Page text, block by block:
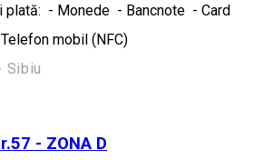
- Monede - Bancnote - Card
mobil (NFC)
Sibiu
- ZONA D